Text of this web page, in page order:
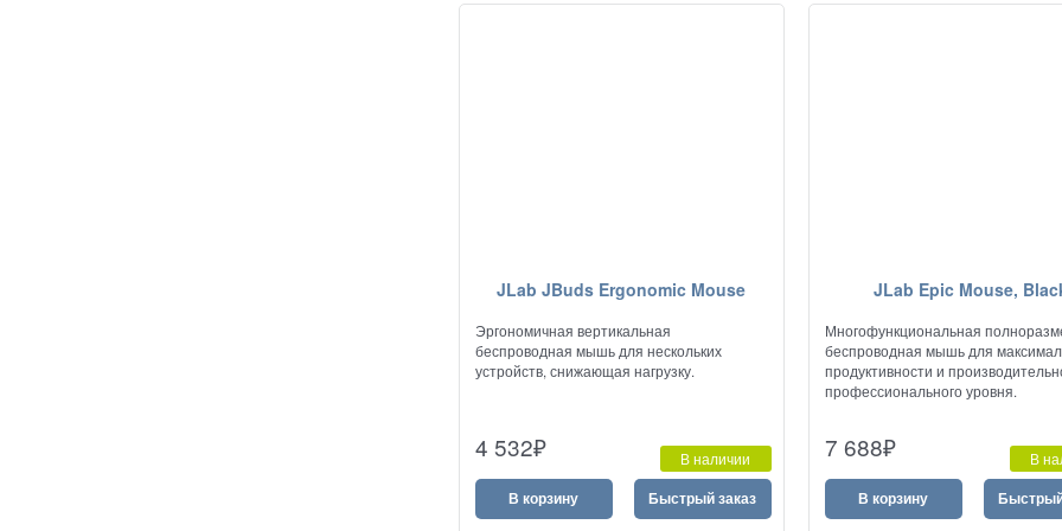
JLab JBuds Ergonomic Mouse
Эргономичная вертикальная
беспроводная мышь для нескольких
устройств, снижающая нагрузку.
4 532₽ В наличии
В корзину Быстрый заказ
JLab Epic Mouse,
Многофункциональная
беспроводная мышь для
продуктивности и
профессионального уровня.
7 688₽ В
В корзину